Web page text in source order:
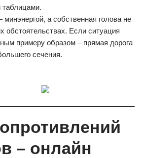
а собственная голова не
обстоятельствах. Если ситуация
примеру образом – прямая дорога
сечения.
– онлайн